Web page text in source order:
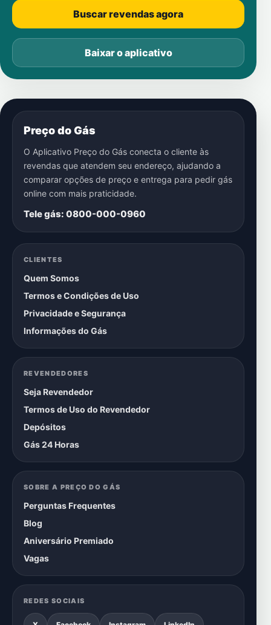
Buscar revendas agora
Baixar o aplicativo
Preço do Gás
O Aplicativo Preço do Gás conecta o cliente às
revendas que atendem seu endereço, ajudando a
comparar opções de preço e entrega para pedir gás
online com mais praticidade.
Tele gás: 0800-000-0960
CLIENTES
Quem Somos
Termos e Condições de Uso
Privacidade e Segurança
Informações do Gás
REVENDEDORES
Seja Revendedor
Termos de Uso do Revendedor
Depósitos
Gás 24 Horas
SOBRE A PREÇO DO GÁS
Perguntas Frequentes
Blog
Aniversário Premiado
Vagas
REDES SOCIAIS